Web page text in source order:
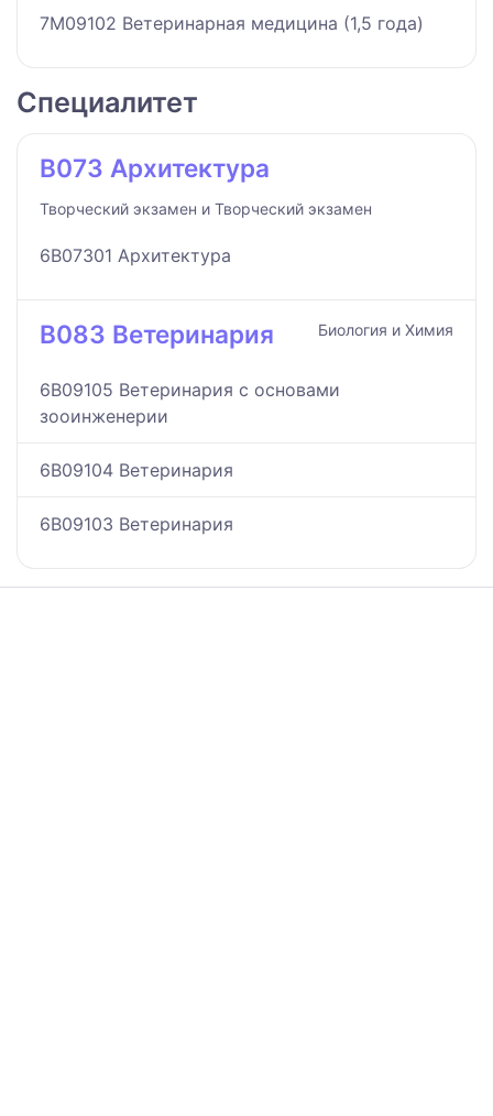
7M09102 Ветеринарная медицина (1,5 года)
Специалитет
B073 Архитектура
Творческий экзамен и Творческий экзамен
6B07301 Архитектура
B083 Ветеринария Биология и Химия
6B09105 Ветеринария с основами
зооинженерии
6B09104 Ветеринария
6B09103 Ветеринария